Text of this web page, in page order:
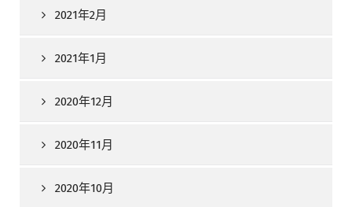
2021年2月
2021年1月
2020年12月
2020年11月
2020年10月